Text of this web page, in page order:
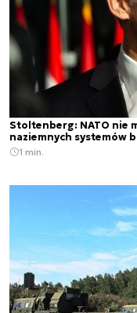
Stoltenberg: NATO nie
naziemnych systemów
1 min.